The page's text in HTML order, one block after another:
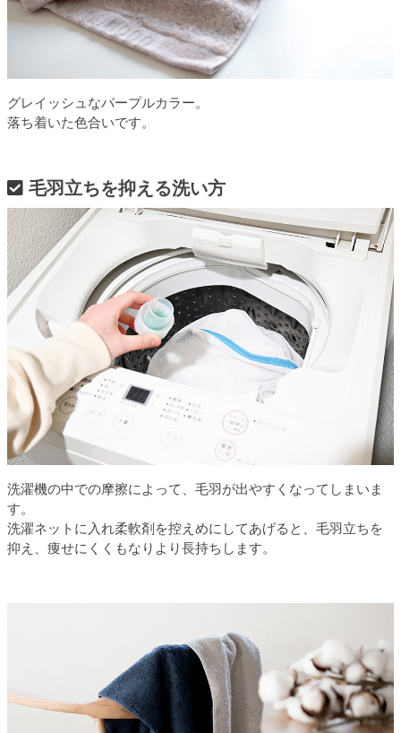
グレイッシュなパープルカラー。
落ち着いた色合いです。
毛羽立ちを抑える洗い方
洗濯機の中での摩擦によって、毛羽が出やすくなってしまいま
す。
洗濯ネットに入れ柔軟剤を控えめにしてあげると、毛羽立ちを
抑え、痩せにくくもなりより長持ちします。